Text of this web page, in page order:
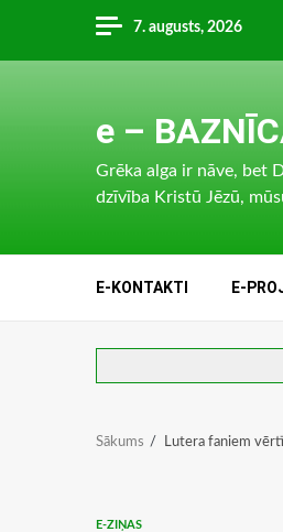
content
7. augusts, 2026
e –
Grēka alga ir nāve, bet
dzīvība Kristū Jēzū,
E-KONTAKTI E-
Sākums Lutera faniem
E-ZIŅAS